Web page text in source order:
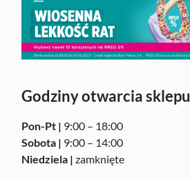
Godziny otwarcia sklepu
Pon-Pt | 9:00 – 18:00
Sobota | 9:00 – 14:00
Niedziela |zamknięte